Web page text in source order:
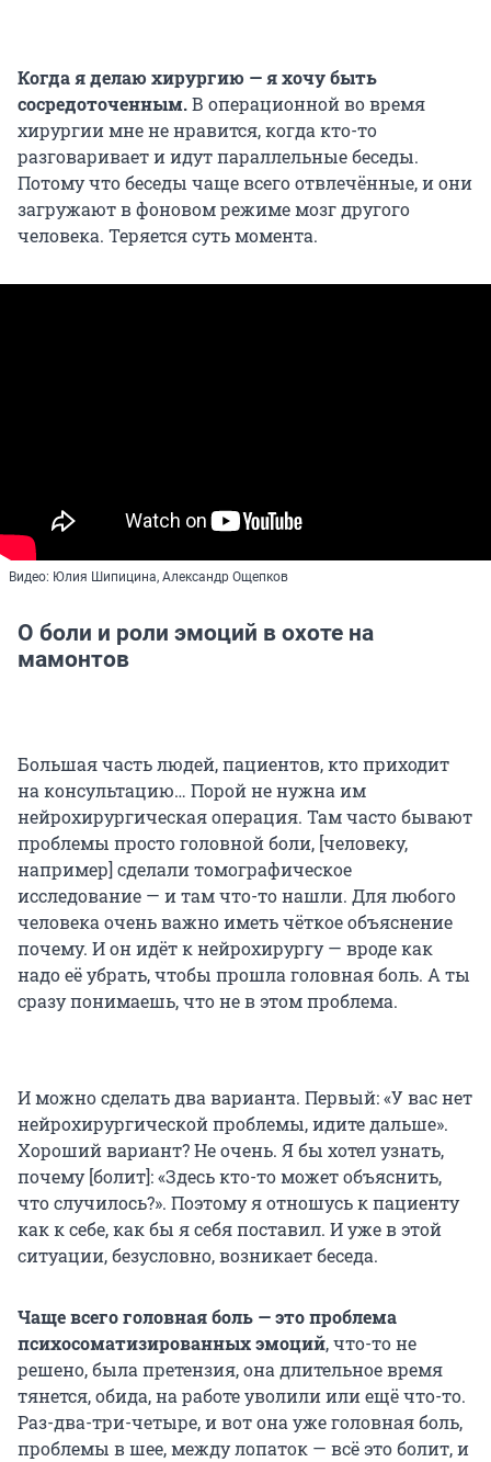
Когда я делаю хирургию — я хочу быть
сосредоточенным.В операционной во время
хирургии мне не нравится, когда кто-то
разговаривает и идут параллельные беседы.
Потому что беседы чаще всего отвлечённые, и они
загружают в фоновом режиме мозг другого
человека. Теряется суть момента.
Видео: Юлия Шипицина, Александр Ощепков
О боли и роли эмоций в охоте на
мамонтов
Большая часть людей, пациентов, кто приходит
на консультацию… Порой не нужна им
нейрохирургическая операция. Там часто бывают
проблемы просто головной боли, [человеку,
например] сделали томографическое
исследование — и там что-то нашли. Для любого
человека очень важно иметь чёткое объяснение
почему. И он идёт к нейрохирургу — вроде как
надо её убрать, чтобы прошла головная боль. А ты
сразу понимаешь, что не в этом проблема.
И можно сделать два варианта. Первый: «У вас нет
нейрохирургической проблемы, идите дальше».
Хороший вариант? Не очень. Я бы хотел узнать,
почему [болит]: «Здесь кто-то может объяснить,
что случилось?». Поэтому я отношусь к пациенту
как к себе, как бы я себя поставил. И уже в этой
ситуации, безусловно, возникает беседа.
Чаще всего головная боль — это проблема
психосоматизированных эмоций, что-то не
решено, была претензия, она длительное время
тянется, обида, на работе уволили или ещё что-то.
Раз-два-три-четыре, и вот она уже головная боль,
проблемы в шее, между лопаток — всё это болит, и